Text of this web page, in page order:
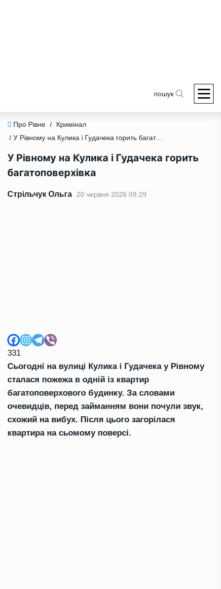
пошук
Про Рівне /
Кримінал
/ У Рівному на Кулика і Гудачека горить багатоповерхівка
У Рівному на Кулика і Гудачека горить
багатоповерхівка
Стрільчук Ольга 20 червня 2026 09:29
331
Сьогодні на вулиці Кулика і Гудачека у Рівному
сталася пожежа в одній із квартир
багатоповерхового будинку. За словами
очевидців, перед займанням вони почули звук,
схожий на вибух. Після цього загорілася
квартира на сьомому поверсі.